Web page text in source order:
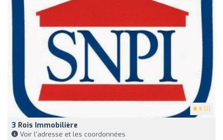
5 (2)
3 Rois Immobilière
Voir l'adresse et les coordonnées